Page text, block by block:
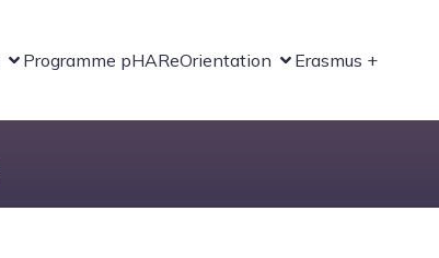
Programme pHAReOrientation Erasmus +